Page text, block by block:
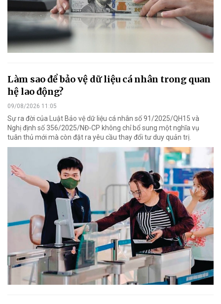
Làm sao để bảo vệ dữ liệu cá nhân trong quan
hệ lao động?
09/08/2026 11:05
Sự ra đời của Luật Bảo vệ dữ liệu cá nhân số 91/2025/QH15 và
Nghị định số 356/2025/NĐ-CP không chỉ bổ sung một nghĩa vụ
tuân thủ mới mà còn đặt ra yêu cầu thay đổi tư duy quản trị.